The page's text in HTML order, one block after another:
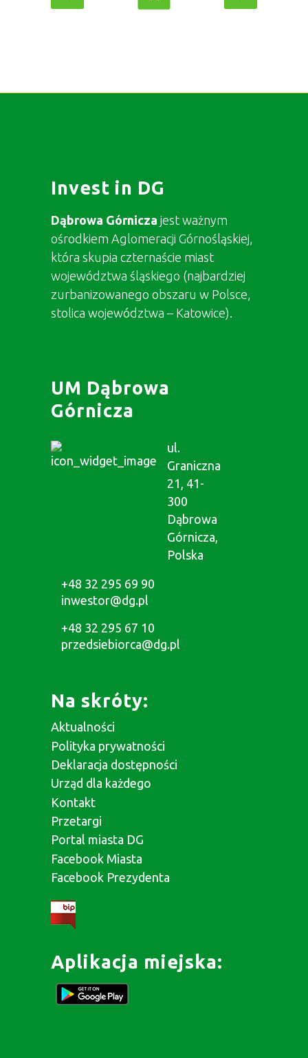
Invest in DG
Dąbrowa Górnicza jest ważnym
ośrodkiem Aglomeracji Górnośląskiej,
która skupia czternaście miast
województwa śląskiego (najbardziej
zurbanizowanego obszaru w Polsce,
stolica województwa – Katowice).
UM Dąbrowa
Górnicza
ul.
Graniczna
21, 41-
300
Dąbrowa
Górnicza,
Polska
+48 32 295 69 90
inwestor@dg.pl
+48 32 295 67 10
przedsiebiorca@dg.pl
Na skróty:
Aktualności
Polityka prywatności
Deklaracja dostępności
Urząd dla każdego
Kontakt
Przetargi
Portal miasta DG
Facebook Miasta
Facebook Prezydenta
Aplikacja miejska: